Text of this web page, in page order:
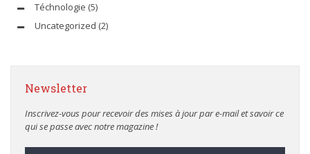
Téchnologie (5)
Uncategorized (2)
Newsletter
Inscrivez-vous pour recevoir des mises à jour par e-mail et savoir ce
qui se passe avec notre magazine !